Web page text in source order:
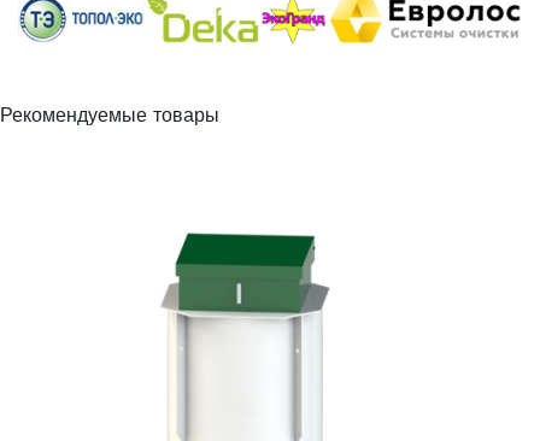
Рекомендуемые товары